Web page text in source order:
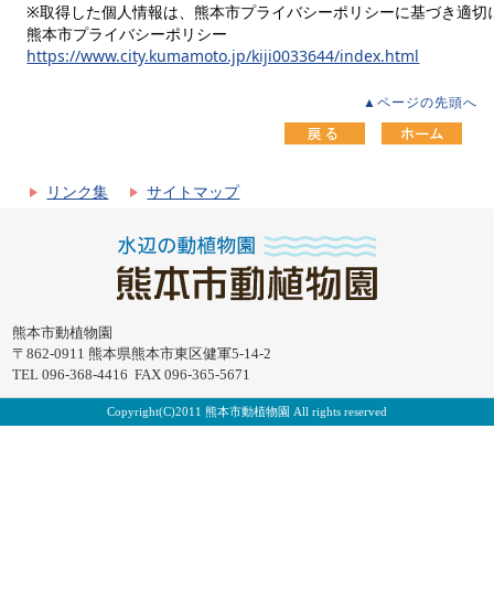
※取得した個人情報は、熊本市プライバシーポリシーに基づき適切
熊本市プライバシーポリシー
https://www.city.kumamoto.jp/kiji0033644/index.html
▲ページの先頭へ
リンク集 サイトマップ
熊本市動植物園
〒862-0911 熊本県熊本市東区健軍5-14-2
TEL 096-368-4416 FAX 096-365-5671
Copyright(C)2011 熊本市動植物園 All rights reserved